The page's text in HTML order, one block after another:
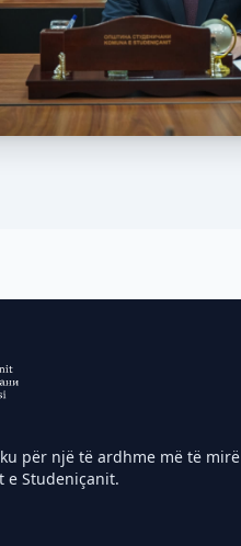
për një të ardhme më të mirë
e Studeniçanit.